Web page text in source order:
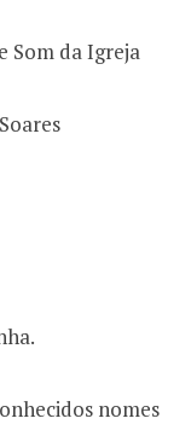
Som da Igreja
nomes